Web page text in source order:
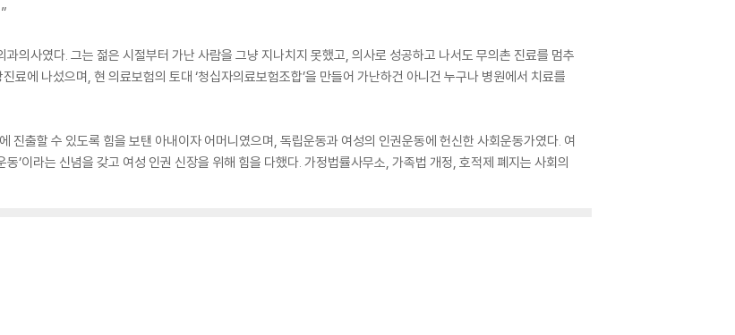
의사였다. 그는 젊은 시절부터 가난 사람을 그냥 지나치지 못했고, 의사로 성공하고 나서도 무의촌 진료를 멈추
료에 나섰으며, 현 의료보험의 토대 ‘청십자의료보험조합’을 만들어 가난하건 아니건 누구나 병원에서 치료를
진출할 수 있도록 힘을 보탠 아내이자 어머니였으며, 독립운동과 여성의 인권운동에 헌신한 사회운동가였다. 여
’이라는 신념을 갖고 여성 인권 신장을 위해 힘을 다했다. 가정법률사무소, 가족법 개정, 호적제 폐지는 사회의